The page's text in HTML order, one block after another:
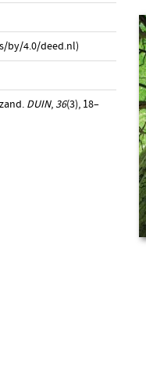
by/4.0/deed.nl)
DUIN, 36(3), 18–